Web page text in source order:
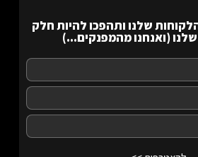
שלנו ותהפכו להיות חלק
(ואנחנו מהמפנקים...)